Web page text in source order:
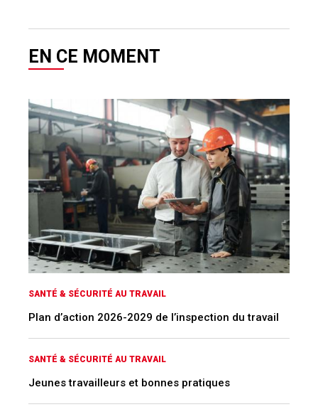
EN CE MOMENT
SANTÉ & SÉCURITÉ AU TRAVAIL
Plan d’action 2026-2029 de l’inspection du travail
SANTÉ & SÉCURITÉ AU TRAVAIL
Jeunes travailleurs et bonnes pratiques